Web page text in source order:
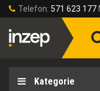
Telefon: 571 623 177
Kategorie